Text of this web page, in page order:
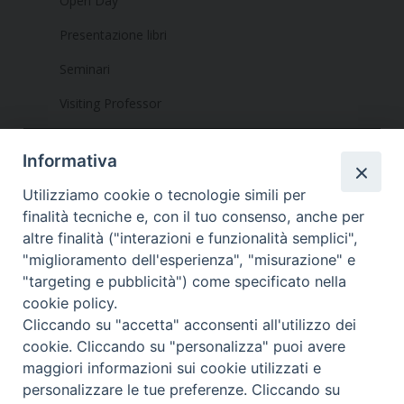
Presentazione libri
Seminari
Visiting Professor
Dove siamo Privacy Policy
Chiesa Cattolica Italiana
La Santa Sede
Avepro
Informativa
Utilizziamo cookie o tecnologie simili per
finalità tecniche e, con il tuo consenso, anche per
altre finalità ("interazioni e funzionalità semplici",
"miglioramento dell'esperienza", "misurazione" e
"targeting e pubblicità") come specificato nella
cookie policy.
Cliccando su "accetta" acconsenti all'utilizzo dei
cookie. Cliccando su "personalizza" puoi avere
maggiori informazioni sui cookie utilizzati e
personalizzare le tue preferenze. Cliccando su